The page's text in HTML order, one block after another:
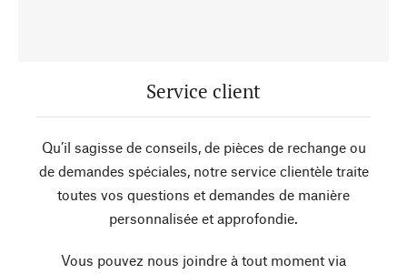
Service client
Qu’il sagisse de conseils, de pièces de rechange ou
de demandes spéciales, notre service clientèle traite
toutes vos questions et demandes de manière
personnalisée et approfondie.
Vous pouvez nous joindre à tout moment via